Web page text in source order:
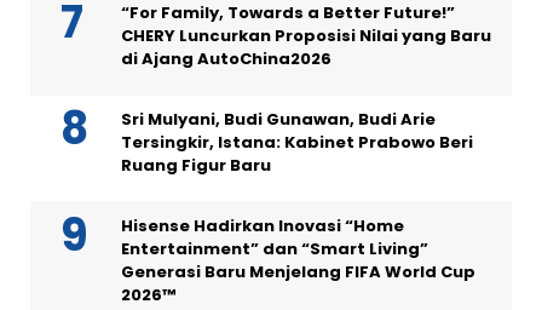
“For Family, Towards a Better Future!”
CHERY Luncurkan Proposisi Nilai yang Baru
di Ajang AutoChina2026
Sri Mulyani, Budi Gunawan, Budi Arie
Tersingkir, Istana: Kabinet Prabowo Beri
Ruang Figur Baru
Hisense Hadirkan Inovasi “Home
Entertainment” dan “Smart Living”
Generasi Baru Menjelang FIFA World Cup
2026™